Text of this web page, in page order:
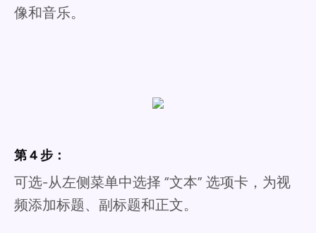
像和音乐。
第 4 步：
可选-从左侧菜单中选择 “文本” 选项卡，为视
频添加标题、副标题和正文。